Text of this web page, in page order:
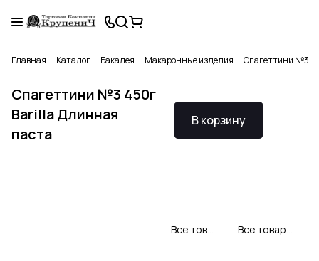
Главная Каталог Бакалея Макаронные изделия Спагеттини №3
Спагеттини №3 450г
Barilla Длинная
паста
В корзину
Все товары Barilla Все товары категории